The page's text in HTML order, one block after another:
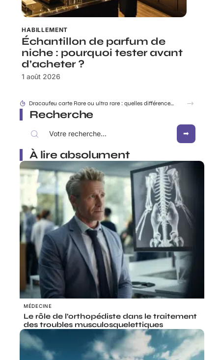
HABILLEMENT
Échantillon de parfum de
niche : pourquoi tester avant
d’acheter ?
1 août 2026
Rabbit Finder : découvrir l’appli pour ne plus égarer ses affaires
Recherche
À lire absolument
MÉDECINE
Le rôle de l’orthopédiste dans le traitement
des troubles musculosquelettiques